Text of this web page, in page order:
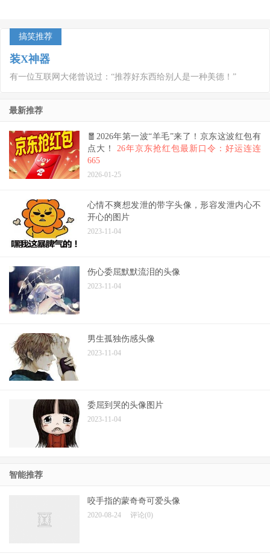
搞笑推荐
装X神器
有一位互联网大佬曾说过：“推荐好东西给别人是一种美德！”
最新推荐
🧧2026年第一波“羊毛”来了！京东这波红包有
点大！ 26年京东抢红包最新口令：好运连连
665
2026-01-25
心情不爽想发泄的带字头像，形容发泄内心不
开心的图片
2023-11-04
伤心委屈默默流泪的头像
2023-11-04
男生孤独伤感头像
2023-11-04
委屈到哭的头像图片
2023-11-04
智能推荐
咬手指的蒙奇奇可爱头像
2020-08-24 评论(0)